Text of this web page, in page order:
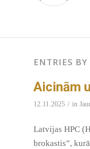
ENTRIES
Aicinām
12.11.2025 / in
Latvijas HPC
brokastis”,